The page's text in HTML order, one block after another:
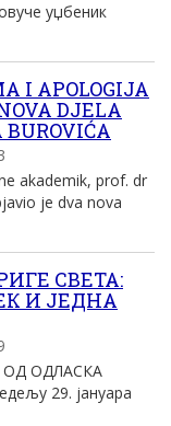
уџбеник
I APOLOGIJA
DJELA
akademik, prof. dr
je dva nova
СВЕТА:
И ЈЕДНА
ОДЛАСКА
29. jануара